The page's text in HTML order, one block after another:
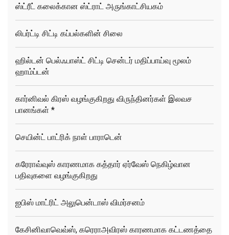
ஸ்ட்ரீட் கலைக்கான ஸ்ட்ராட் அருங்காட்சியகம்
லிபர்ட்டி சிட்டி கப்பல்களின் சிலை
ஹில்டன் பெல்ஃபாஸ்ட் சிட்டி சென்டர் மதிப்பாய்வு மூலம்
ஹாம்ப்டன்
கார்னிவல் கிரஸ் வழங்குகிறது விருந்தினர்கள் இலவச
பானங்கள் *
செயின்ட் பாட்ரிக் நாள் பாராடென்
கரேராவ்வுஸ் காரணமாக கத்தார் ஏர்வேஸ் நெகிழ்வான
பதிவுகளை வழங்குகிறது
ஐபிஸ் மாட்ரிட் அலுபென்டாஸ் விமர்சனம்
கேசினிவாவெவ்ஸ், கரெராஅவிரஸ் காரணமாக கட்டணத்தை